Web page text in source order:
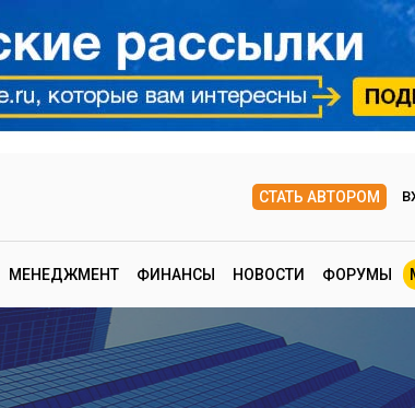
СТАТЬ АВТОРОМ
МЕНЕДЖМЕНТ ФИНАНСЫ НОВОСТИ ФОРУМЫ